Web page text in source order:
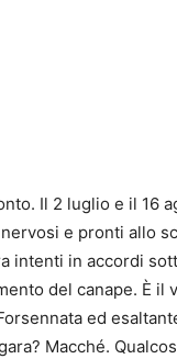
Il 2 luglio e il 16
e pronti allo
intenti in accordi
del canape. È
ed
Macché.